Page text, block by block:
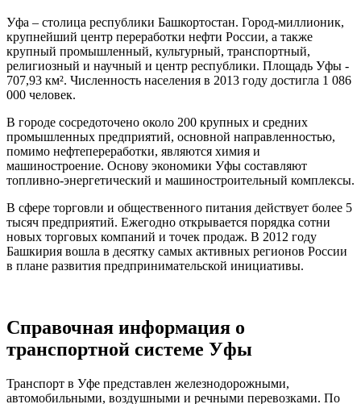
Уфа – столица республики Башкортостан. Город-миллионик,
крупнейший центр переработки нефти России, а также
крупный промышленный, культурный, транспортный,
религиозный и научный и центр республики. Площадь Уфы -
707,93 км². Численность населения в 2013 году достигла 1 086
000 человек.
В городе сосредоточено около 200 крупных и средних
промышленных предприятий, основной направленностью,
помимо нефтепереработки, являются химия и
машиностроение. Основу экономики Уфы составляют
топливно-энергетический и машиностроительный комплексы.
В сфере торговли и общественного питания действует более 5
тысяч предприятий. Ежегодно открывается порядка сотни
новых торговых компаний и точек продаж. В 2012 году
Башкирия вошла в десятку самых активных регионов России
в плане развития предпринимательской инициативы.
Справочная информация о
транспортной системе Уфы
Транспорт в Уфе представлен железнодорожными,
автомобильными, воздушными и речными перевозками. По